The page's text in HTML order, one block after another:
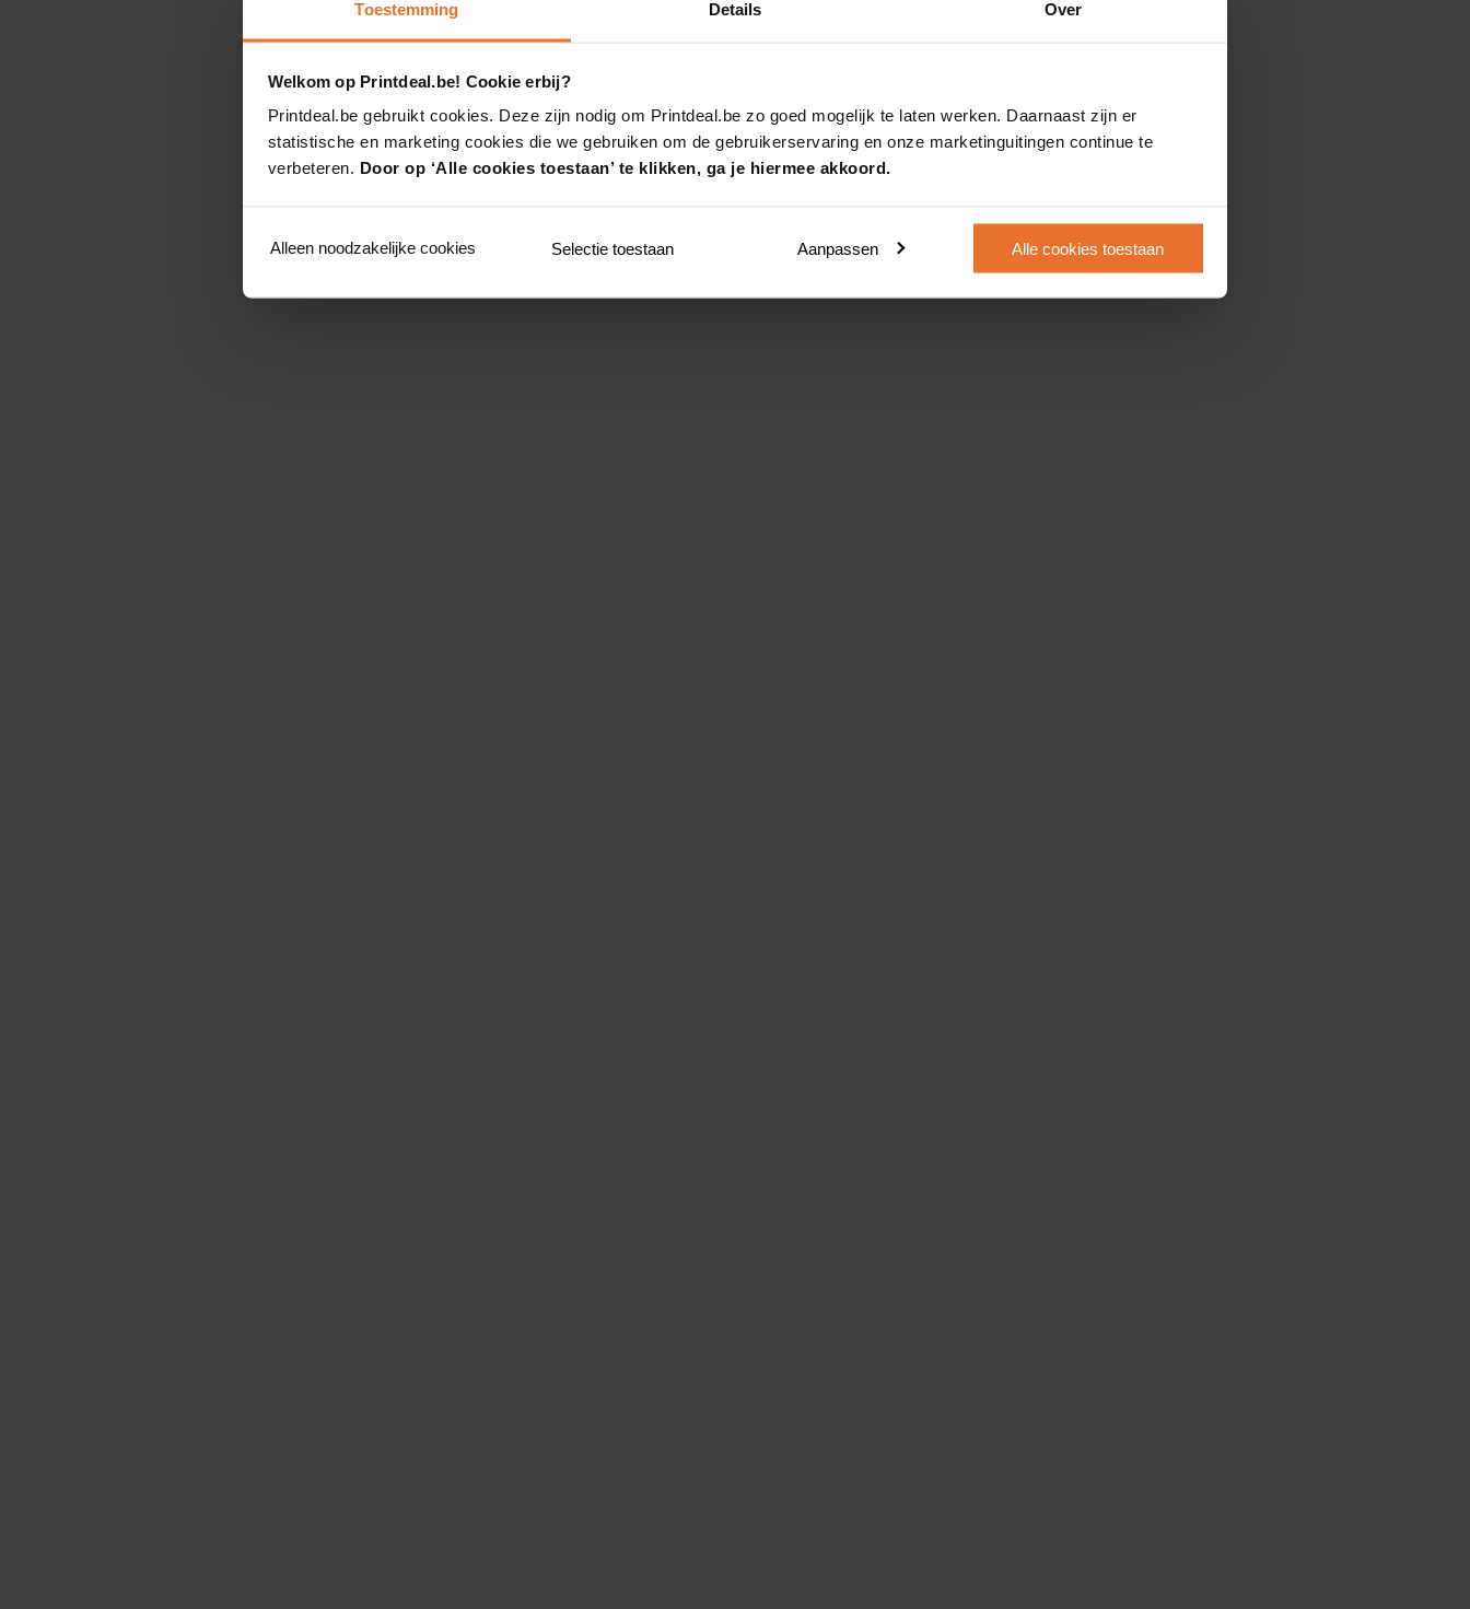
Toestemming Details Over
Welkom op Printdeal.be! Cookie erbij?
Printdeal.be gebruikt cookies. Deze zijn nodig om Printdeal.be zo goed mogelijk te laten werken. Daarnaast zijn er
statistische en marketing cookies die we gebruiken om de gebruikerservaring en onze marketinguitingen continue te
verbeteren. Door op ‘Alle cookies toestaan’ te klikken, ga je hiermee akkoord.
Alleen noodzakelijke cookies Selectie toestaan Aanpassen Alle cookies toestaan